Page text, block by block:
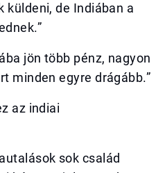
küldeni, de Indiában a
jön több pénz, nagyon
minden egyre drágább.”
az indiai
sok család